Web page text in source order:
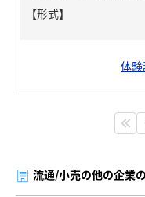
【形式】
体
流通/小売の他の企業